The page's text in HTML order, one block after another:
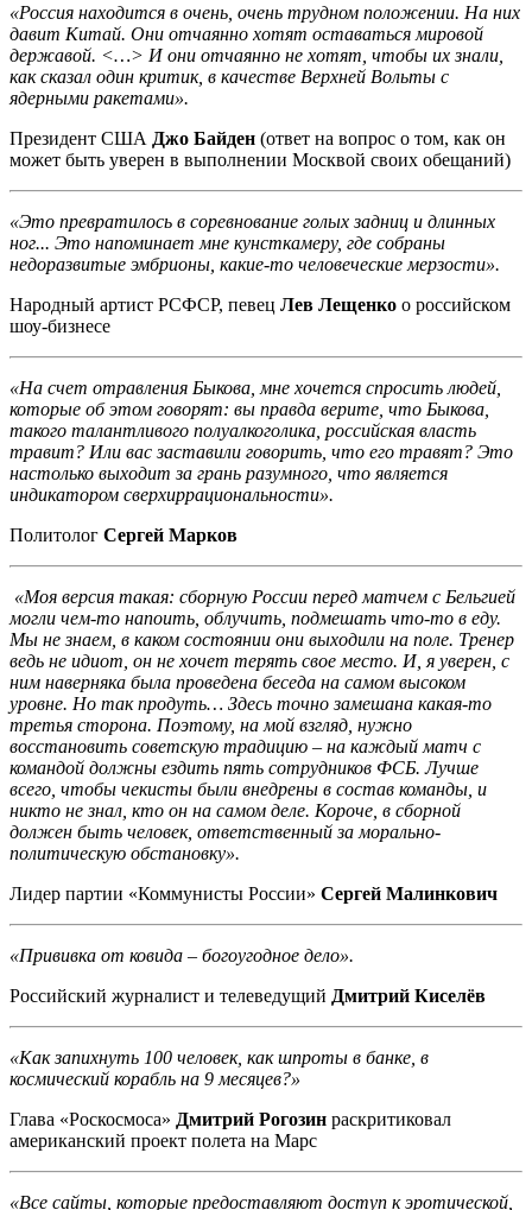
«Россия находится в очень, очень трудном положении. На них
давит Китай. Они отчаянно хотят оставаться мировой
державой. <…> И они отчаянно не хотят, чтобы их знали,
как сказал один критик, в качестве Верхней Вольты с
ядерными ракетами».
Президент США Джо Байден (ответ на вопрос о том, как он
может быть уверен в выполнении Москвой своих обещаний)
«Это превратилось в соревнование голых задниц и длинных
ног... Это напоминает мне кунсткамеру, где собраны
недоразвитые эмбрионы, какие-то человеческие мерзости».
Народный артист РСФСР, певец Лев Лещенко о российском
шоу-бизнесе
«На счет отравления Быкова, мне хочется спросить людей,
которые об этом говорят: вы правда верите, что Быкова,
такого талантливого полуалкоголика, российская власть
травит? Или вас заставили говорить, что его травят? Это
настолько выходит за грань разумного, что является
индикатором сверхиррациональности».
Политолог Сергей Марков
«Моя версия такая: сборную России перед матчем с Бельгией
могли чем-то напоить, облучить, подмешать что-то в еду.
Мы не знаем, в каком состоянии они выходили на поле. Тренер
ведь не идиот, он не хочет терять свое место. И, я уверен, с
ним наверняка была проведена беседа на самом высоком
уровне. Но так продуть… Здесь точно замешана какая-то
третья сторона. Поэтому, на мой взгляд, нужно
восстановить советскую традицию – на каждый матч с
командой должны ездить пять сотрудников ФСБ. Лучше
всего, чтобы чекисты были внедрены в состав команды, и
никто не знал, кто он на самом деле. Короче, в сборной
должен быть человек, ответственный за морально-
политическую обстановку».
Лидер партии «Коммунисты России» Сергей Малинкович
«Прививка от ковида – богоугодное дело».
Российский журналист и телеведущий Дмитрий Киселёв
«Как запихнуть 100 человек, как шпроты в банке, в
космический корабль на 9 месяцев?»
Глава «Роскосмоса» Дмитрий Рогозин раскритиковал
американский проект полета на Марс
«Все сайты, которые предоставляют доступ к эротической,